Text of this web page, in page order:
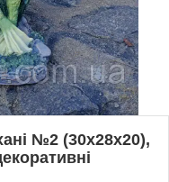
№2 (30х28х20),